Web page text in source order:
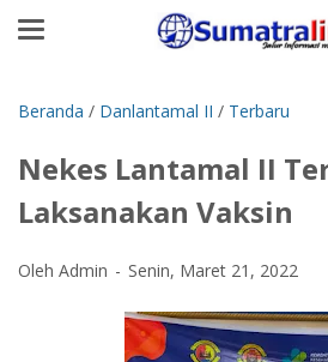
Beranda / Danlantamal II / Terbaru
Nekes Lantamal II
Laksanakan Vaksin
Oleh Admin Senin, Maret 21, 2022